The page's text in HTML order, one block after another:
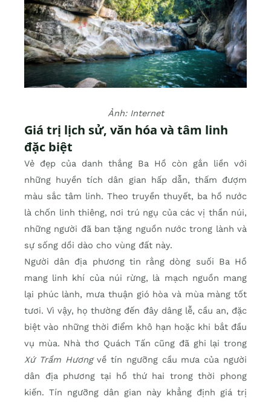
Ảnh: Internet
Giá trị lịch sử, văn hóa và tâm linh
đặc biệt
Vẻ đẹp của danh thắng Ba Hồ còn gắn liền với
những huyền tích dân gian hấp dẫn, thấm đượm
màu sắc tâm linh. Theo truyền thuyết, ba hồ nước
là chốn linh thiêng, nơi trú ngụ của các vị thần núi,
những người đã ban tặng nguồn nước trong lành và
sự sống dồi dào cho vùng đất này.
Người dân địa phương tin rằng dòng suối Ba Hồ
mang linh khí của núi rừng, là mạch nguồn mang
lại phúc lành, mưa thuận gió hòa và mùa màng tốt
tươi. Vì vậy, họ thường đến đây dâng lễ, cầu an, đặc
biệt vào những thời điểm khô hạn hoặc khi bắt đầu
vụ mùa. Nhà thơ Quách Tấn cũng đã ghi lại trong
Xứ Trầm Hươngvề tín ngưỡng cầu mưa của người
dân địa phương tại hồ thứ hai trong thời phong
kiến. Tín ngưỡng dân gian này khẳng định giá trị